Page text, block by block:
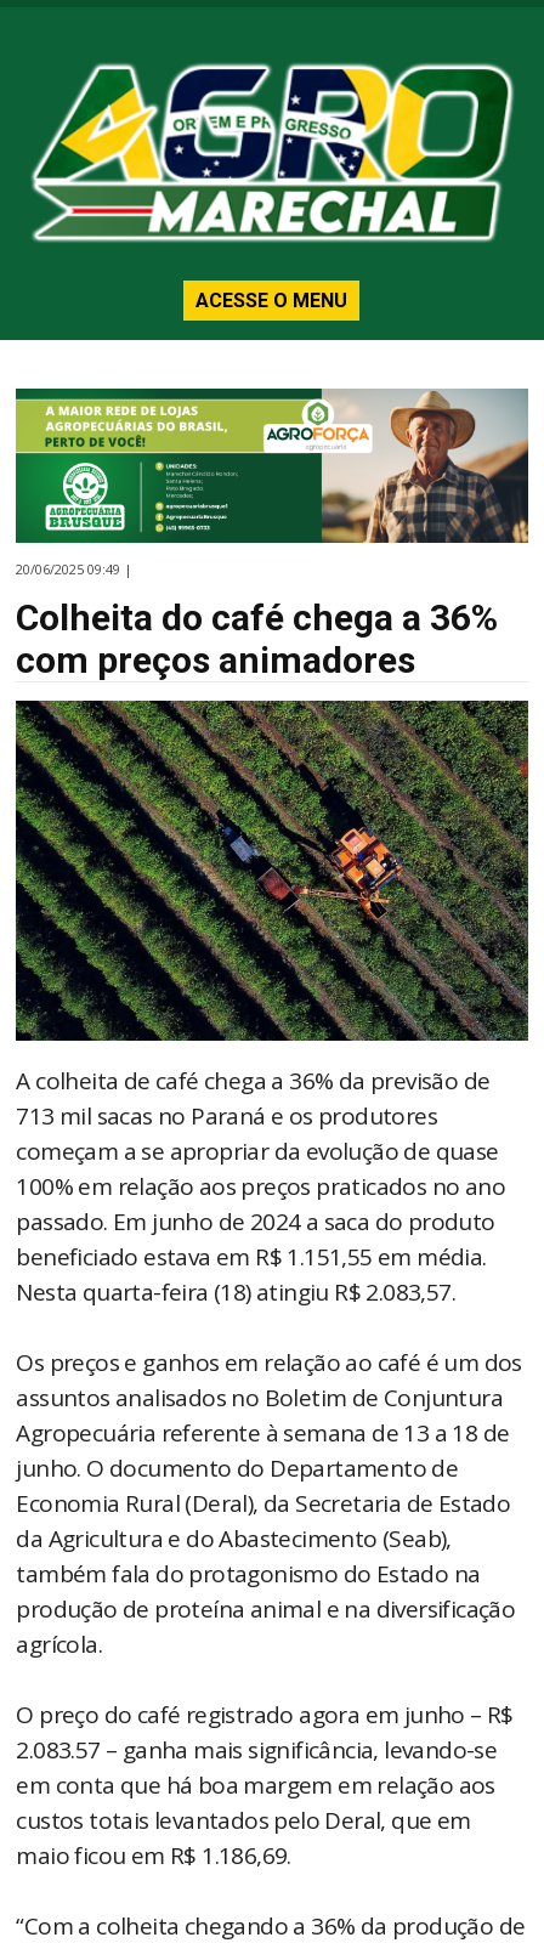
ACESSE O MENU
20/06/2025 09:49 |
Colheita do café chega a 36%
com preços animadores
A colheita de café chega a 36% da previsão de
713 mil sacas no Paraná e os produtores
começam a se apropriar da evolução de quase
100% em relação aos preços praticados no ano
passado. Em junho de 2024 a saca do produto
beneficiado estava em R$ 1.151,55 em média.
Nesta quarta-feira (18) atingiu R$ 2.083,57.
Os preços e ganhos em relação ao café é um dos
assuntos analisados no Boletim de Conjuntura
Agropecuária referente à semana de 13 a 18 de
junho. O documento do Departamento de
Economia Rural (Deral), da Secretaria de Estado
da Agricultura e do Abastecimento (Seab),
também fala do protagonismo do Estado na
produção de proteína animal e na diversificação
agrícola.
O preço do café registrado agora em junho – R$
2.083.57 – ganha mais significância, levando-se
em conta que há boa margem em relação aos
custos totais levantados pelo Deral, que em
maio ficou em R$ 1.186,69.
“Com a colheita chegando a 36% da produção de